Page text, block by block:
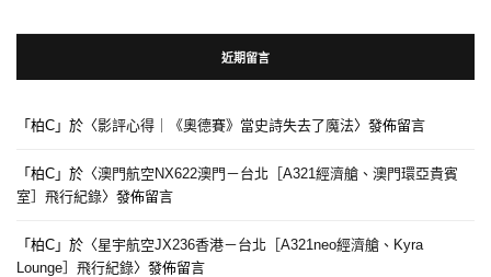
近期留言
「柏C 」於〈影評心得｜《奧德賽》當史詩失去了魔法〉發佈留言
「柏C 」於〈澳門航空NX622澳門－台北［A321經濟艙、澳門環亞貴賓
室］飛行紀錄〉發佈留言
「柏C 」於〈星宇航空JX236香港－台北［A321neo經濟艙、Kyra
Lounge］飛行紀錄〉發佈留言